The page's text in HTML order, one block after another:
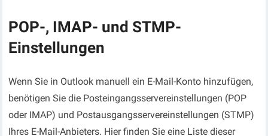
POP-, IMAP- und STMP-
Einstellungen
Wenn Sie in Outlook manuell ein E-Mail-Konto hinzufügen,
benötigen Sie die Posteingangsservereinstellungen (POP
oder IMAP) und Postausgangsservereinstellungen (STMP)
Ihres E-Mail-Anbieters. Hier finden Sie eine Liste dieser